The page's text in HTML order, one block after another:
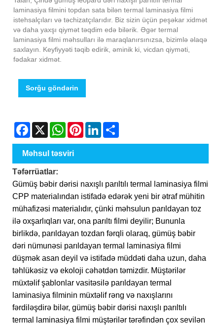
laminasiya filmini topdan sata bilən termal laminasiya filmi
istehsalçıları və təchizatçılarıdır. Biz sizin üçün peşəkar xidmət
və daha yaxşı qiymət təqdim edə bilərik. Əgər termal
laminasiya filmi məhsulları ilə maraqlanırsınızsa, bizimlə əlaqə
saxlayın. Keyfiyyəti təqib edirik, əminik ki, vicdan qiyməti,
fədakar xidmət.
Sorğu göndərin
Facebook
X WhatsAppPinterestLinkedIn
Məhsul təsviri
Təfərrüatlar:
Gümüş bəbir dərisi naxışlı parıltılı termal laminasiya filmi
CPP materialından istifadə edərək yeni bir ətraf mühitin
mühafizəsi materialıdır, çünki məhsulun parıldayan toz
ilə oxşarlıqları var, ona parıltı filmi deyilir; Bununla
birlikdə, parıldayan tozdan fərqli olaraq, gümüş bəbir
dəri nümunəsi parıldayan termal laminasiya filmi
düşmək asan deyil və istifadə müddəti daha uzun, daha
təhlükəsiz və ekoloji cəhətdən təmizdir. Müştərilər
müxtəlif şablonlar vasitəsilə parıldayan termal
laminasiya filminin müxtəlif rəng və naxışlarını
fərdiləşdirə bilər, gümüş bəbir dərisi naxışlı parıltılı
termal laminasiya filmi müştərilər tərəfindən çox sevilən